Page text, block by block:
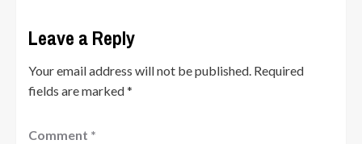
Leave a Reply
Your email address will not be published. Required
fields are marked*
Comment *